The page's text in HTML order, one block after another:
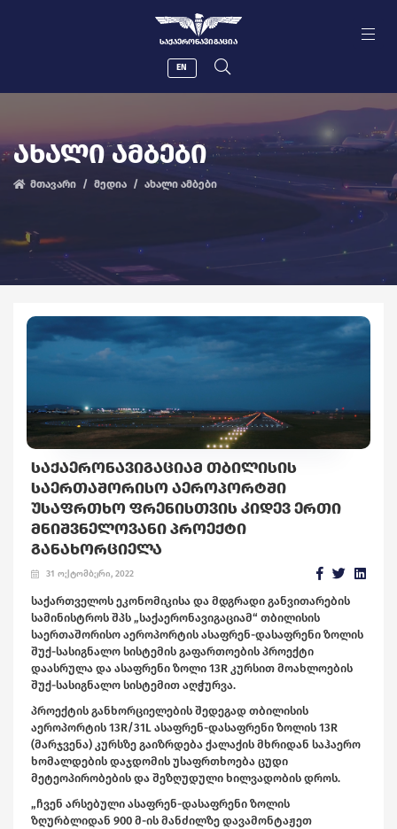
ᲡᲐᲥᲐᲔᲠᲝᲜᲐᲕᲘᲒᲐᲪᲘᲐ
EN
ᲐᲮᲐᲚᲘ ᲐᲛᲑᲔᲑᲘ
მთავარი მედია ახალი ამბები
ᲡᲐᲥᲐᲔᲠᲝᲜᲐᲕᲘᲒᲐᲪᲘᲐᲛ ᲗᲑᲘᲚᲘᲡᲘᲡ
ᲡᲐᲔᲠᲗᲐᲨᲝᲠᲘᲡᲝ ᲐᲔᲠᲝᲞᲝᲠᲢᲨᲘ
ᲣᲡᲐᲤᲠᲗᲮᲝ ᲤᲠᲔᲜᲘᲡᲗᲕᲘᲡ ᲙᲘᲓᲔᲕ ᲔᲠᲗᲘ
ᲛᲜᲘᲨᲕᲜᲔᲚᲝᲕᲐᲜᲘ ᲞᲠᲝᲔᲥᲢᲘ
ᲒᲐᲜᲐᲮᲝᲠᲪᲘᲔᲚᲐ
31 ოქტომბერი, 2022
საქართველოს ეკონომიკისა და მდგრადი განვითარების
სამინისტროს შპს „საქაერონავიგაციამ“ თბილისის
საერთაშორისო აეროპორტის ასაფრენ-დასაფრენი ზოლის
შუქ-სასიგნალო სისტემის გაფართოების პროექტი
დაასრულა და ასაფრენი ზოლი 13R კურსით მოახლოების
შუქ-სასიგნალო სისტემით აღჭურვა.
პროექტის განხორციელების შედეგად თბილისის
აეროპორტის 13R/31L ასაფრენ-დასაფრენი ზოლის 13R
(მარჯვენა) კურსზე გაიზრდება ქალაქის მხრიდან საჰაერო
ხომალდების დაჯდომის უსაფრთხოება ცუდი
მეტეოპირობების და შეზღუდული ხილვადობის დროს.
„ჩვენ არსებული ასაფრენ-დასაფრენი ზოლის
ზღურბლიდან 900 მ-ის მანძილზე დავამონტაჟეთ